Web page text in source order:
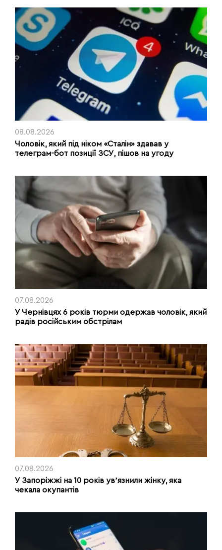
08.08.2026
Чоловік, який під ніком «Сталін» здавав у
телеграм-бот позиції ЗСУ, пішов на угоду
07.08.2026
У Чернівцях 6 років тюрми одержав чоловік, який
радів російським обстрілам
07.08.2026
У Запоріжжі на 10 років увʼязнили жінку, яка
чекала окупантів